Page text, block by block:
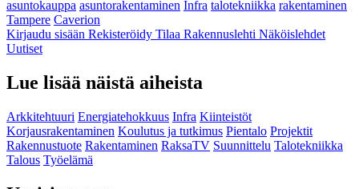
asuntokauppa asuntorakentaminen Infra talotekniikka rakentaminen
Tampere Caverion
Kirjaudu sisään Rekisteröidy Tilaa Rakennuslehti Näköislehdet
Uutiset
Lue lisää näistä aiheista
Arkkitehtuuri Energiatehokkuus Infra Kiinteistöt
Korjausrakentaminen Koulutus ja tutkimus Pientalo Projektit
Rakennustuote Rakentaminen RaksaTV Suunnittelu Talotekniikka
Talous Työelämä